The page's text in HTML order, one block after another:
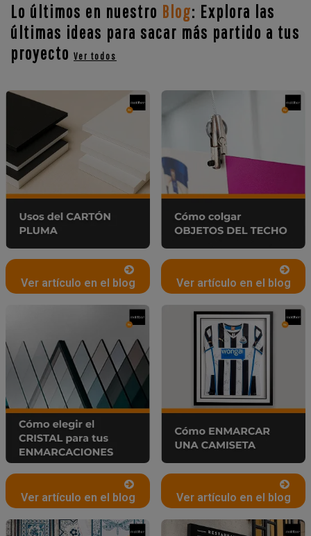
Lo últimos en nuestro Blog: Explora las
últimas ideas para sacar más partido a tus
proyecto Ver todos
Ver artículo en el blog Ver artículo en el blog
Ver artículo en el blog Ver artículo en el blog